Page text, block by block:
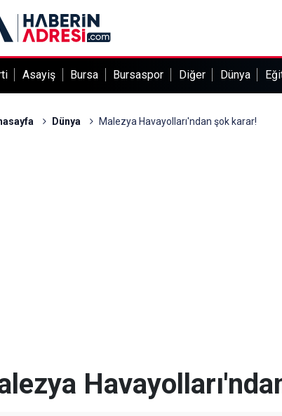
Asayiş Bursa Bursaspor Diğer Dünya
Dünya Malezya Havayolları'ndan şok karar!